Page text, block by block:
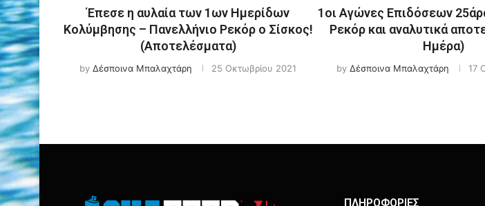
Έπεσε η αυλαία των 1ων Ημερίδων
Κολύμβησης – Πανελλήνιο Ρεκόρ ο Σίσκος!
(Αποτελέσματα)
by Δέσποινα Μπαλαχτάρη 25 Οκτωβρίου 2021
1οι Αγώνες Επιδόσεων
Ρεκόρ και αναλυτικά
Ημέρα)
by Δέσποινα Μπαλαχτάρη 17
ΠΛΗΡΟΦΟΡΙΕΣ